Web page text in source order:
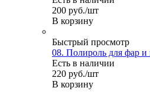
200 руб./шт
В корзину
Быстрый просмотр
08. Полироль для фар и
Есть в наличии
220 руб./шт
В корзину